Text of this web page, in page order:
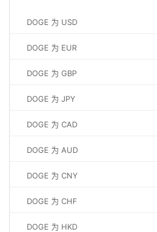
DOGE 为 USD
DOGE 为 EUR
DOGE 为 GBP
DOGE 为 JPY
DOGE 为 CAD
DOGE 为 AUD
DOGE 为 CNY
DOGE 为 CHF
DOGE 为 HKD